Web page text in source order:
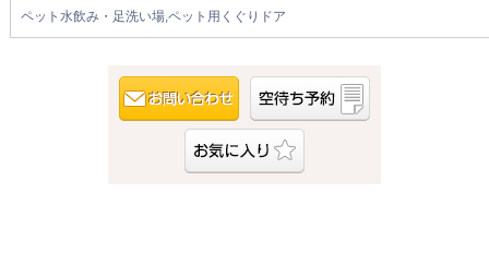
ペット水飲み・足洗い場,ペット用くぐりドア